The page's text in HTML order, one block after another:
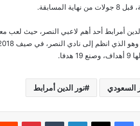
هدفا.
السعودي نور الدين أمرابط
فيسبوك لينكدإن بينتيريست